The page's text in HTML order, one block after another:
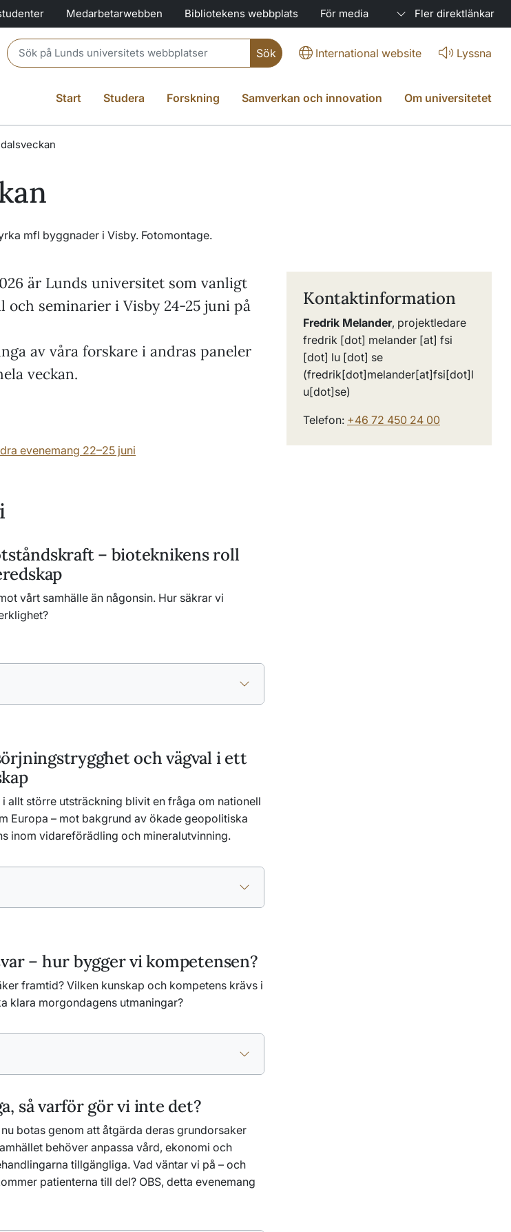
Medarbetarwebben Bibliotekens webbplats För media Fler direktlänkar
Header search International website Lyssna
Start Studera Forskning Samverkan och innovation Om universitetet
är Lunds universitet som vanligt
och seminarier i Visby 24-25 juni på
av våra forskare i andras paneler
veckan.
evenemang 22–25 juni
– bioteknikens roll
vårt samhälle än någonsin. Hur säkrar vi
och vägval i ett
allt större utsträckning blivit en fråga om nationell
Europa – mot bakgrund av ökade geopolitiska
inom vidareförädling och mineralutvinning.
– hur bygger vi kompetensen?
framtid? Vilken kunskap och kompetens krävs i
klara morgondagens utmaningar?
så varför gör vi inte det?
botas genom att åtgärda deras grundorsaker
behöver anpassa vård, ekonomi och
tillgängliga. Vad väntar vi på – och
patienterna till del? OBS, detta evenemang
Kontaktinformation
Fredrik Melander, projektledare
fredrik [dot] melander [at] fsi
[dot] lu [dot] se
(fredrik[dot]melander[at]fsi[dot]l
u[dot]se)
Telefon: +46 72 450 24 00